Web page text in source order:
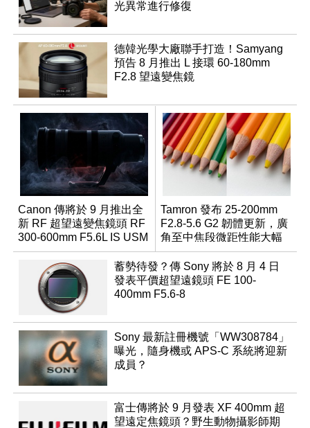
光異常進行修復
德韓光學大廠聯手打造！Samyang
預告 8 月推出 L 接環 60-180mm
F2.8 望遠變焦鏡
Canon 傳將於 9 月推出全
新 RF 超望遠變焦鏡頭 RF
300-600mm F5.6L IS USM
Tamron 發布 25-200mm
F2.8-5.6 G2 韌體更新，廣
角至中焦段微距性能大幅
升級
蓄勢待發？傳 Sony 將於 8 月 4 日
發表平價超望遠鏡頭 FE 100-
400mm F5.6-8
Sony 最新註冊機號「WW308784」
曝光，隨身機或 APS-C 系統將迎新
成員？
富士傳將於 9 月發表 XF 400mm 超
望遠定焦鏡頭？野生動物攝影師期